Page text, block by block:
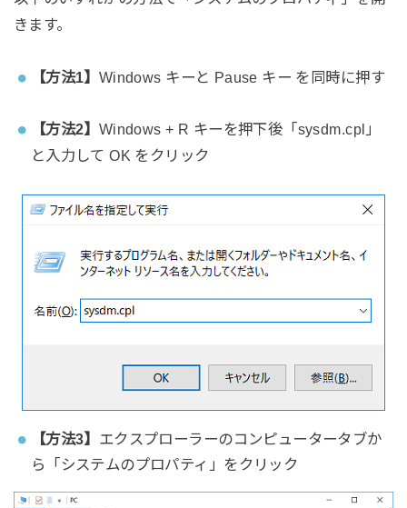
きます。
【方法1】 Windows キーと Pause キー を同時に押す
【方法2】 Windows + R キーを押下後「sysdm.cpl」
と入力して OK をクリック
【方法3】 エクスプローラーのコンピュータータブか
ら「システムのプロパティ」をクリック